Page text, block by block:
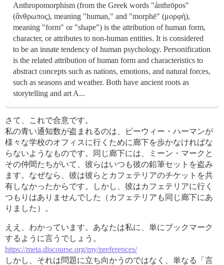
Anthropomorphism (from the Greek words "ánthrōpos"
(ἄνθρωπος), meaning "human," and "morphē" (μορφή),
meaning "form" or "shape") is the attribution of human form,
character, or attributes to non-human entities. It is considered
to be an innate tendency of human psychology. Personification
is the related attribution of human form and characteristics to
abstract concepts such as nations, emotions, and natural forces,
such as seasons and weather. Both have ancient roots as
storytelling and art A...
さて、これで合意です。
私の青い通知数が盗まれるのは、ピーウィー・ハーマンが
様々な学校のオフィスに行くために廊下を歩かなければな
らないようなものです。同じ廊下には、ミーン・マークと
その仲間たちがいて、彼らはいつも彼の鉛筆セットを盗み
ます。なぜなら、彼は彼らとカフェテリアのチケットを共
有しなかったからです。しかし、彼はカフェテリアに行く
つもりはありませんでした（カフェテリアも同じ廊下にあ
りました）。
ええ、わかっています。あなたは私に、単にブックマーク
するように言うでしょう。
https://meta.discourse.org/my/preferences/
しかし、それは問題に立ち向かうのではなく、単なる「言